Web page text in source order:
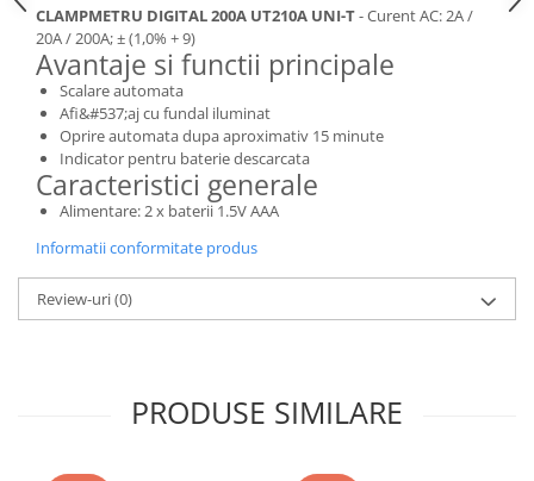
CLAMPMETRU DIGITAL 200A UT210A UNI-T- Curent AC: 2A /
20A / 200A; ± (1,0% + 9)
Avantaje si functii principale
Scalare automata
Afi&#537;aj cu fundal iluminat
Oprire automata dupa aproximativ 15 minute
Indicator pentru baterie descarcata
Caracteristici generale
Alimentare: 2 x baterii 1.5V AAA
Informatii conformitate produs
Review-uri(0)
PRODUSE SIMILARE